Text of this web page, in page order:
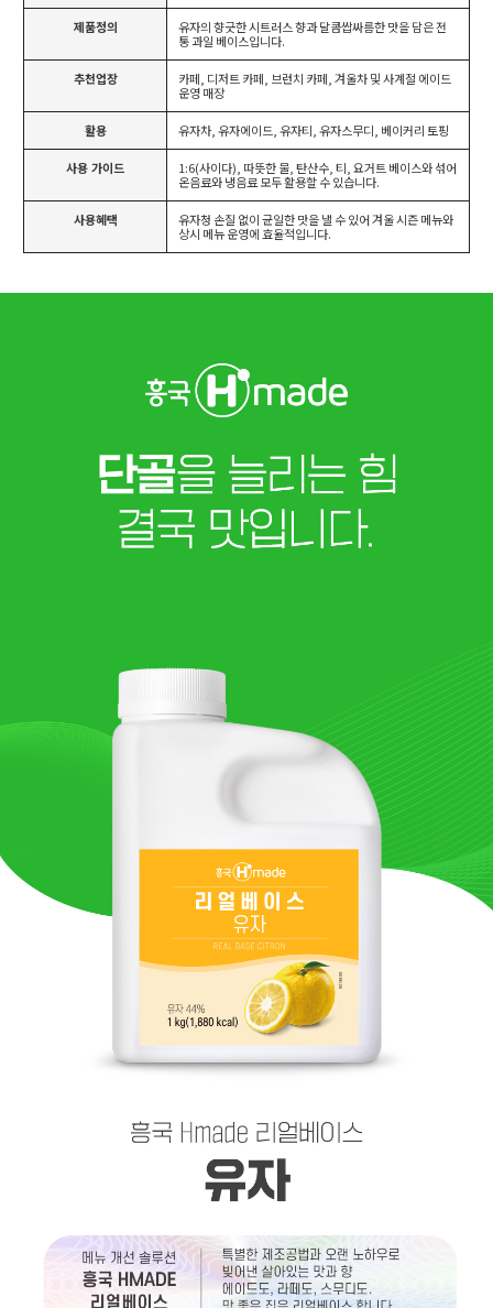
제품정의
유자의 향긋한 시트러스 향과 달콤쌉싸름한 맛을 담은 전
통 과일 베이스입니다.
추천업장
카페, 디저트 카페, 브런치 카페, 겨울차 및 사계절 에이드
운영 매장
활용 유자차, 유자에이드, 유자티, 유자스무디, 베이커리 토핑
사용 가이드
1:6(사이다), 따뜻한 물, 탄산수, 티, 요거트 베이스와 섞어
온음료와 냉음료 모두 활용할 수 있습니다.
사용혜택
유자청 손질 없이 균일한 맛을 낼 수 있어 겨울 시즌 메뉴와
상시 메뉴 운영에 효율적입니다.